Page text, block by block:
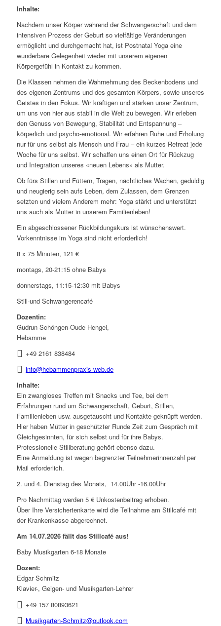
Inhalte:
Nachdem unser Körper während der Schwangerschaft und dem
intensiven Prozess der Geburt so vielfältige Veränderungen
ermöglicht und durchgemacht hat, ist Postnatal Yoga eine
wunderbare Gelegenheit wieder mit unserem eigenen
Körpergefühl in Kontakt zu kommen.
Die Klassen nehmen die Wahrnehmung des Beckenbodens und
des eigenen Zentrums und des gesamten Körpers, sowie unseres
Geistes in den Fokus. Wir kräftigen und stärken unser Zentrum,
um uns von hier aus stabil in die Welt zu bewegen. Wir erleben
den Genuss von Bewegung, Stabilität und Entspannung –
körperlich und psycho-emotional. Wir erfahren Ruhe und Erholung
nur für uns selbst als Mensch und Frau – ein kurzes Retreat jede
Woche für uns selbst. Wir schaffen uns einen Ort für Rückzug
und Integration unseres «neuen Lebens» als Mutter.
Ob fürs Stillen und Füttern, Tragen, nächtliches Wachen, geduldig
und neugierig sein aufs Leben, dem Zulassen, dem Grenzen
setzten und vielem Anderem mehr: Yoga stärkt und unterstützt
uns auch als Mutter in unserem Familienleben!
Ein abgeschlossener Rückbildungskurs ist wünschenswert.
Vorkenntnisse im Yoga sind nicht erforderlich!
8 x 75 Minuten, 121 €
montags, 20-21:15 ohne Babys
donnerstags, 11:15-12:30 mit Babys
Still-und Schwangerencafé
Dozentin:
Gudrun Schöngen-Oude Hengel,
Hebamme
+49 2161 838484
info@hebammenpraxis-web.de
Inhalte:
Ein zwangloses Treffen mit Snacks und Tee, bei dem
Erfahrungen rund um Schwangerschaft, Geburt, Stillen,
Familienleben usw. ausgetauscht und Kontakte geknüpft werden.
Hier haben Mütter in geschützter Runde Zeit zum Gespräch mit
Gleichgesinnten, für sich selbst und für ihre Babys.
Professionelle Stillberatung gehört ebenso dazu.
Eine Anmeldung ist wegen begrenzter Teilnehmerinnenzahl per
Mail erforderlich.
2. und 4. Dienstag des Monats, 14.00Uhr -16.00Uhr
Pro Nachmittag werden 5 € Unkostenbeitrag erhoben.
Über Ihre Versichertenkarte wird die Teilnahme am Stillcafé mit
der Krankenkasse abgerechnet.
Am 14.07.2026 fällt das Stillcafé aus!
Baby Musikgarten 6-18 Monate
Dozent:
Edgar Schmitz
Klavier-, Geigen- und Musikgarten-Lehrer
+49 157 80893621
Musikgarten-Schmitz@outlook.com